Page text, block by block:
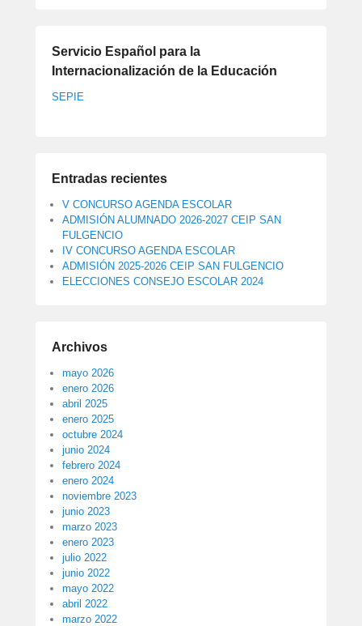
Servicio Español para la
Internacionalización de la Educación
SEPIE
Entradas recientes
V CONCURSO AGENDA ESCOLAR
ADMISIÓN ALUMNADO 2026-2027 CEIP SAN
FULGENCIO
IV CONCURSO AGENDA ESCOLAR
ADMISIÓN 2025-2026 CEIP SAN FULGENCIO
ELECCIONES CONSEJO ESCOLAR 2024
Archivos
mayo 2026
enero 2026
abril 2025
enero 2025
octubre 2024
junio 2024
febrero 2024
enero 2024
noviembre 2023
junio 2023
marzo 2023
enero 2023
julio 2022
junio 2022
mayo 2022
abril 2022
marzo 2022